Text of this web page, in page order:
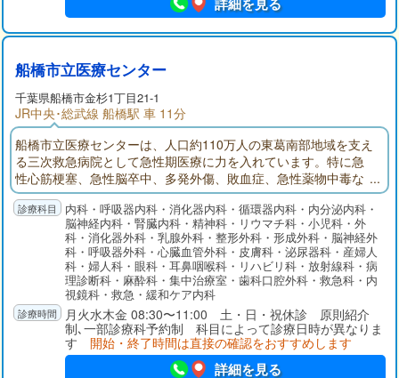
詳細を見る
船橋市立医療センター
千葉県船橋市金杉1丁目21-1
JR中央･総武線 船橋駅 車 11分
船橋市立医療センターは、人口約110万人の東葛南部地域を支え
る三次救急病院として急性期医療に力を入れています。特に急
性心筋梗塞、急性脳卒中、多発外傷、敗血症、急性薬物中毒な
ど超急性期治療が必要な疾患に対応し、その後の集中治療まで
の一貫した診療を提供しているのが特徴です。質が高く密度の
濃い医療サービス、さらには急性期リハビリ、回復期・療養型
病床、そして在宅療養に向けて患者さんが切れ目なく円滑に移
行できるよう取り組んでいます。
内科・呼吸器内科・消化器内科・循環器内科・内分泌内科・
脳神経内科・腎臓内科・精神科・リウマチ科・小児科・外
科・消化器外科・乳腺外科・整形外科・形成外科・脳神経外
科・呼吸器外科・心臓血管外科・皮膚科・泌尿器科・産婦人
科・婦人科・眼科・耳鼻咽喉科・リハビリ科・放射線科・病
理診断科・麻酔科・集中治療室・歯科口腔外科・救急科・内
視鏡科・救急・緩和ケア内科
月火水木金 08:30〜11:00 土・日・祝休診 原則紹介
制､一部診療科予約制 科目によって診療日時が異なりま
す 開始・終了時間は直接の確認をおすすめします
詳細を見る